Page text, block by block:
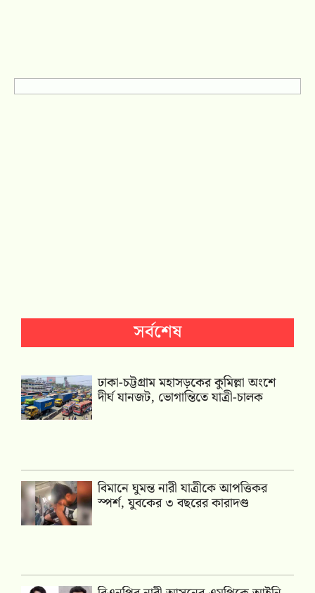
সর্বশেষ
ঢাকা-চট্টগ্রাম মহাসড়কের কুমিল্লা অংশে
দীর্ঘ যানজট, ভোগান্তিতে যাত্রী-চালক
বিমানে ঘুমন্ত নারী যাত্রীকে আপত্তিকর
স্পর্শ, যুবকের ৩ বছরের কারাদণ্ড